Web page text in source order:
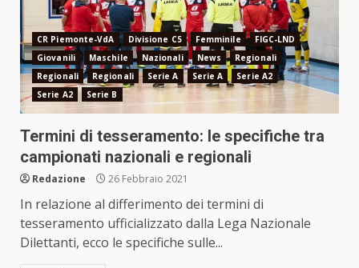
CR Piemonte-VdA Divisione C5 Femminile
FIGC-LND
Giovanili
Maschile Nazionali News
Regionali
Regionali
Regionali Serie A Serie A
Serie A2
Serie A2
Serie B
Termini di tesseramento: le specifiche tra
campionati nazionali e regionali
Redazione 26 Febbraio 2021
In relazione al differimento dei termini di
tesseramento ufficializzato dalla Lega Nazionale
Dilettanti, ecco le specifiche sulle...